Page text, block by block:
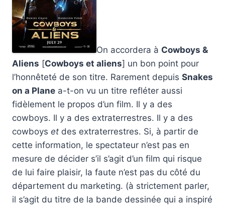
On accordera à Cowboys &
Aliens [Cowboys et aliens] un bon point pour
l’honnêteté de son titre. Rarement depuis Snakes
on a Plane a-t-on vu un titre refléter aussi
fidèlement le propos d’un film. Il y a des
cowboys. Il y a des extraterrestres. Il y a des
cowboys et des extraterrestres. Si, à partir de
cette information, le spectateur n’est pas en
mesure de décider s’il s’agit d’un film qui risque
de lui faire plaisir, la faute n’est pas du côté du
département du marketing. (à strictement parler,
il s’agit du titre de la bande dessinée qui a inspiré